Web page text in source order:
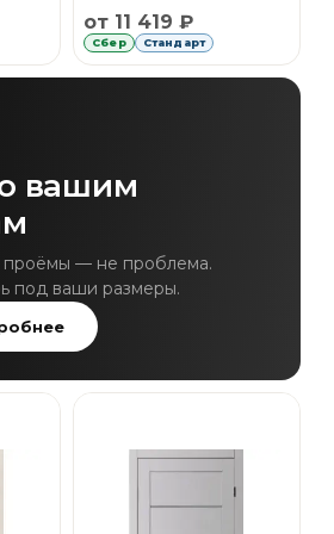
6 месяцев без
от 11 419 ₽
Сбер Стандарт
Рассрочка Сбер 6
вашим
проёмы — не проблема.
под ваши размеры.